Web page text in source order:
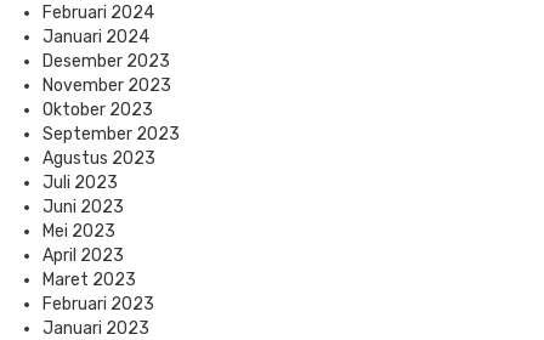
Februari 2024
Januari 2024
Desember 2023
November 2023
Oktober 2023
September 2023
Agustus 2023
Juli 2023
Juni 2023
Mei 2023
April 2023
Maret 2023
Februari 2023
Januari 2023